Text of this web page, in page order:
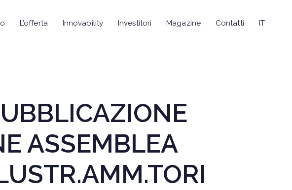
L’offerta Innovability Investitori Magazine Contatti IT
ASSEMBLEA